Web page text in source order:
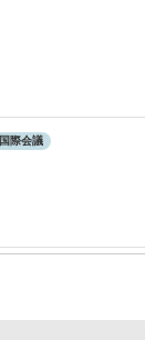
国際会議